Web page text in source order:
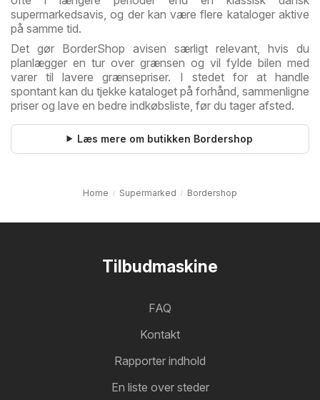
supermarkedsavis, og der kan være flere kataloger aktive
på samme tid.
Det gør BorderShop avisen særligt relevant, hvis du
planlægger en tur over grænsen og vil fylde bilen med
varer til lavere grænsepriser. I stedet for at handle
spontant kan du tjekke kataloget på forhånd, sammenligne
priser og lave en bedre indkøbsliste, før du tager afsted.
Læs mere om butikken Bordershop
Home Supermarked Bordershop
Tilbudmaskine
FAQ
Kontakt
Rapporter indhold
En liste over steder